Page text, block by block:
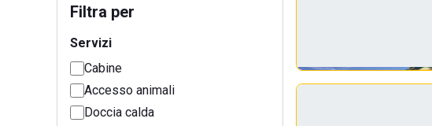
Filtra per
Servizi
Cabine
Accesso animali
Doccia calda